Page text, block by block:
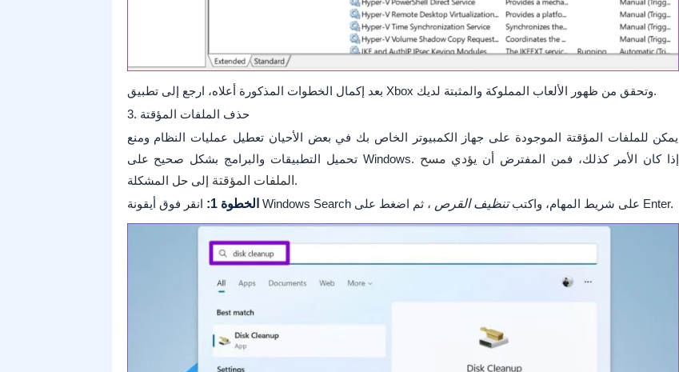
بعد إكمال الخطوات المذكورة أعلاه، ارجع إلى تطبيق Xbox وتحقق من ظهور الألعاب المملوكة والمثبتة لديك.
3. حذف الملفات المؤقتة
يمكن للملفات المؤقتة الموجودة على جهاز الكمبيوتر الخاص بك في بعض الأحيان تعطيل عمليات النظام ومنع
تحميل التطبيقات والبرامج بشكل صحيح على Windows. إذا كان الأمر كذلك، فمن المفترض أن يؤدي مسح
الملفات المؤقتة إلى حل المشكلة.
الخطوة 1:
انقر فوق أيقونة Windows Search على شريط المهام، واكتبتنظيف القرص ، ثم اضغط على Enter.